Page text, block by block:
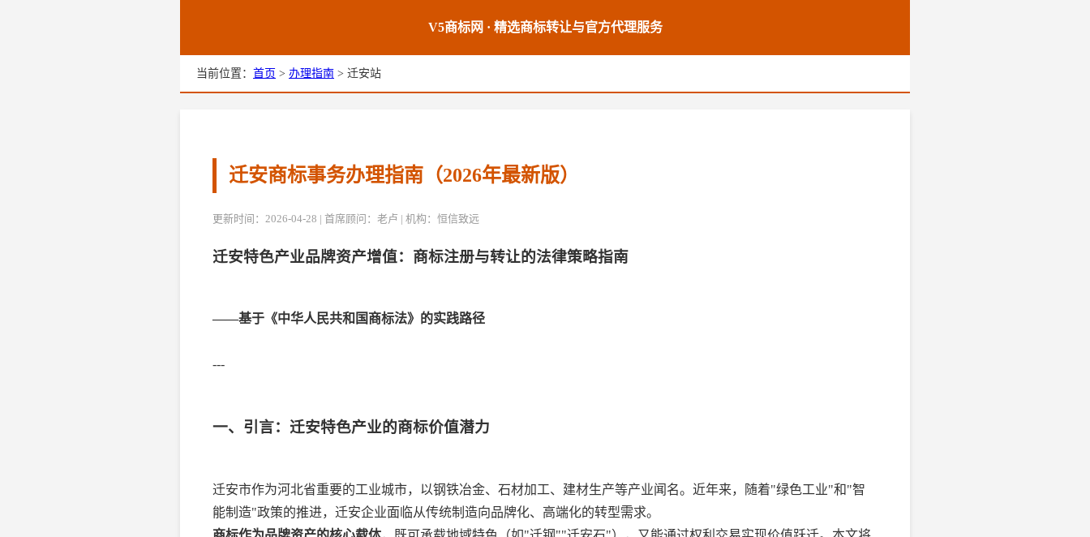
V5商标网 · 精选商标转让与官方代理服务
当前位置： 首页 > 办理指南 > 迁安站
迁安商标事务办理指南（2026年最新版）
更新时间：2026-04-28 | 首席顾问：老卢 | 机构：恒信致远
迁安特色产业品牌资产增值：商标注册与转让的法律策略指南
——基于《中华人民共和国商标法》的实践路径
---
一、引言：迁安特色产业的商标价值潜力
迁安市作为河北省重要的工业城市，以钢铁冶金、石材加工、建材生产等产业闻名。近年来，随着"绿色工业"和"智
能制造"政策的推进，迁安企业面临从传统制造向品牌化、高端化的转型需求。